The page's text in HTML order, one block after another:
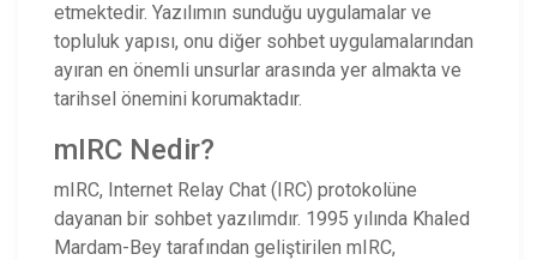
etmektedir. Yazılımın sunduğu uygulamalar ve
topluluk yapısı, onu diğer sohbet uygulamalarından
ayıran en önemli unsurlar arasında yer almakta ve
tarihsel önemini korumaktadır.
mIRC Nedir?
mIRC, Internet Relay Chat (IRC) protokolüne
dayanan bir sohbet yazılımdır. 1995 yılında Khaled
Mardam-Bey tarafından geliştirilen mIRC,